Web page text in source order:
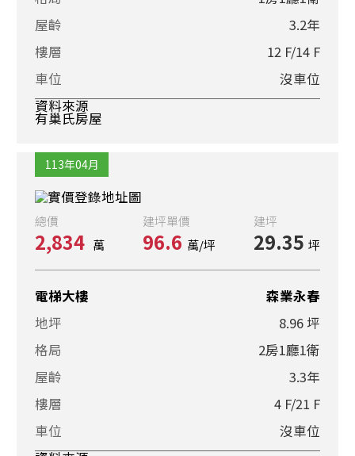
屋齡
3.2年
樓層
12 F/14 F
車位
沒車位
資料來源
有巢氏房屋
113年04月
總價
2,834 萬
建坪單價
96.6 萬/坪
建坪
29.35 坪
電梯大樓
森業永春
地坪
8.96 坪
格局
2房1廳1衛
屋齡
3.3年
樓層
4 F/21 F
車位
沒車位